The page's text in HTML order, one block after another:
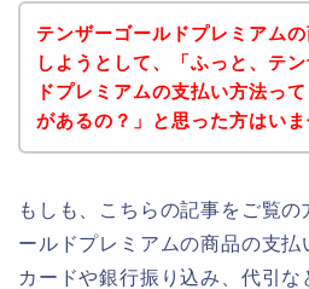
テンザーゴールドプレミアム
しようとして、「ふっと、テ
ドプレミアムの支払い方法っ
があるの？」と思った方はいま
もしも、こちらの記事をご覧
ールドプレミアムの商品の支払
カードや銀行振り込み、代引な